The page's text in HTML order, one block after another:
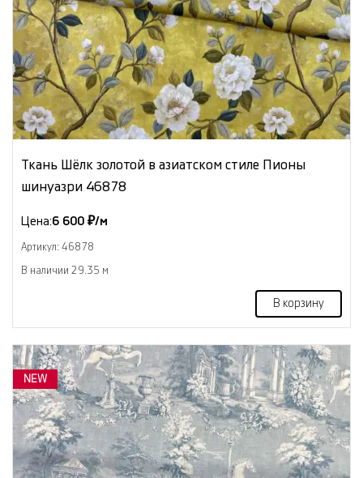
Ткань Шёлк золотой в азиатском стиле Пионы
шинуазри 46878
Цена:6 600 ₽/м
Артикул: 46878
В наличии 29.35 м
В корзину
NEW